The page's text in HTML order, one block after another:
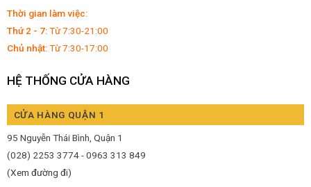
Thời gian làm việc:
Thứ 2 - 7:Từ 7:30-21:00
Chủ nhật:Từ 7:30-17:00
HỆ THỐNG CỬA HÀNG
CỬA HÀNG QUẬN 1
95 Nguyễn Thái Bình, Quận 1
(028) 2253 3774 - 0963 313 849
(Xem đường đi)